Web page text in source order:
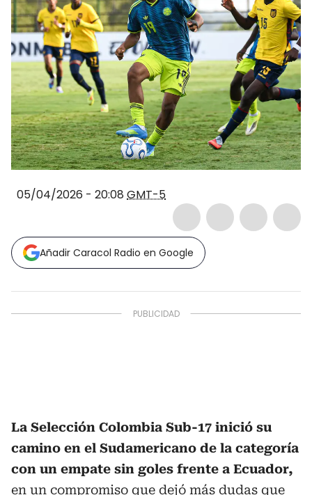
05/04/2026 - 20:08 GMT-5
Añadir Caracol Radio en Google
La Selección Colombia Sub-17 inició su
camino en el Sudamericano de la categoría
con un empate sin goles frente a Ecuador,
en un compromiso que dejó más dudas que